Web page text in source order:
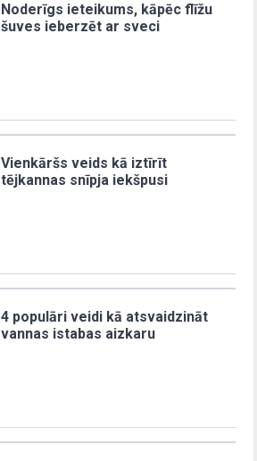
Noderīgs ieteikums, kāpēc flīžu
šuves ieberzēt ar sveci
Vienkāršs veids kā iztīrīt
tējkannas snīpja iekšpusi
4 populāri veidi kā atsvaidzināt
vannas istabas aizkaru